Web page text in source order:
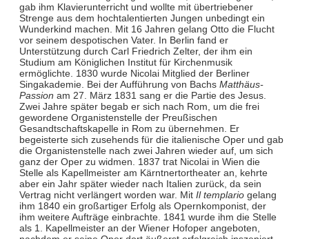
gab ihm Klavierunterricht und wollte mit übertriebener
Strenge aus dem hochtalentierten Jungen unbedingt ein
Wunderkind machen. Mit 16 Jahren gelang Otto die Flucht
vor seinem despotischen Vater. In Berlin fand er
Unterstützung durch Carl Friedrich Zelter, der ihm ein
Studium am Königlichen Institut für Kirchenmusik
ermöglichte. 1830 wurde Nicolai Mitglied der Berliner
Singakademie. Bei der Aufführung von Bachs Matthäus-
Passion am 27. März 1831 sang er die Partie des Jesus.
Zwei Jahre später begab er sich nach Rom, um die frei
gewordene Organistenstelle der Preußischen
Gesandtschaftskapelle in Rom zu übernehmen. Er
begeisterte sich zusehends für die italienische Oper und gab
die Organistenstelle nach zwei Jahren wieder auf, um sich
ganz der Oper zu widmen. 1837 trat Nicolai in Wien die
Stelle als Kapellmeister am Kärntnertortheater an, kehrte
aber ein Jahr später wieder nach Italien zurück, da sein
Vertrag nicht verlängert worden war. Mit Il templariogelang
ihm 1840 ein großartiger Erfolg als Opernkomponist, der
ihm weitere Aufträge einbrachte. 1841 wurde ihm die Stelle
als 1. Kapellmeister an der Wiener Hofoper angeboten,